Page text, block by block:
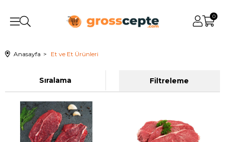
0
Anasayfa Et ve Et Ürünleri
Filtreleme
Sıralama